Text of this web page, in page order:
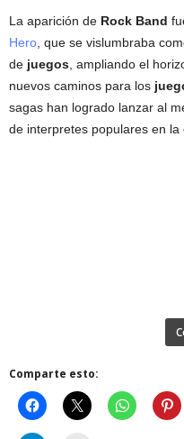
La aparición de Rock Band
Hero, que se vislumbraba
de juegos, ampliando el
nuevos caminos para los
sagas han logrado lanzar al
de interpretes populares en la
Comparte esto: